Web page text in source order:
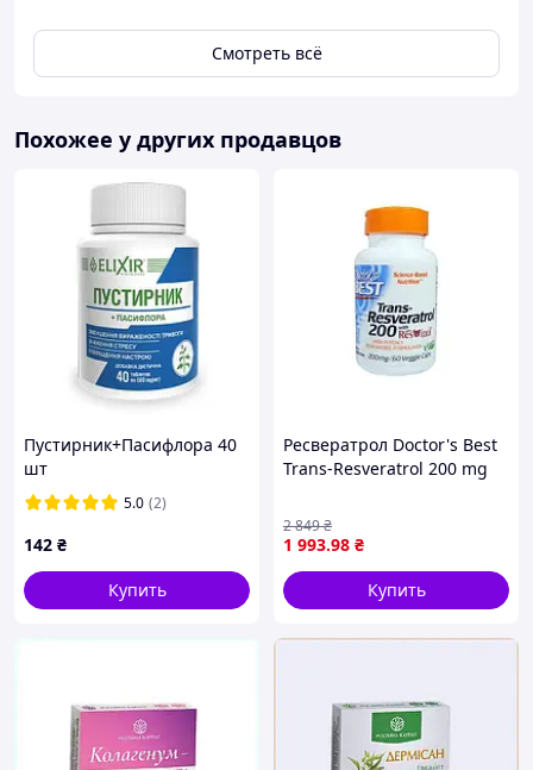
Смотреть всё
Похожее у других продавцов
Пустирник+Пасифлора 40
шт
5.0 (2)
142 ₴
Купить
Ресвератрол Doctor's Best
Trans-Resveratrol 200 mg
1 993.98 ₴
2 849₴
Купить